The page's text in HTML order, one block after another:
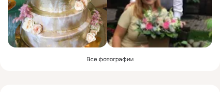
Все фотографии